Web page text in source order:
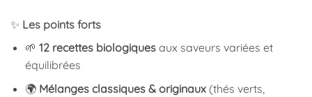
✨ Les points forts
🌱 12 recettes biologiquesaux saveurs variées et
équilibrées
🌍 Mélanges classiques & originaux(thés verts,